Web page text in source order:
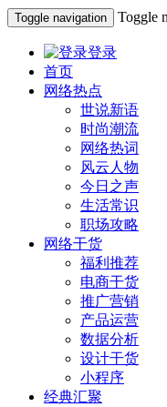
Toggle navigation Toggle
登录
首页
网络热点
世说新语
时尚潮流
网络热词
风云人物
今日之声
生活常识
职场攻略
网络干货
福利推荐
电商干货
推广营销
产品运营
数据分析
设计干货
小程序
经典汇聚